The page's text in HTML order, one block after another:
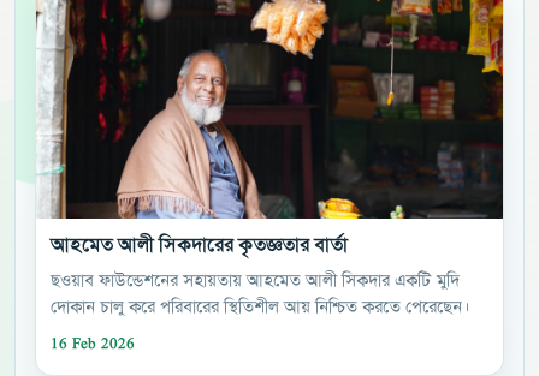
আহমেত আলী সিকদারের কৃতজ্ঞতার বার্তা
ছওয়াব ফাউন্ডেশনের সহায়তায় আহমেত আলী সিকদার একটি মুদি
দোকান চালু করে পরিবারের স্থিতিশীল আয় নিশ্চিত করতে পেরেছেন।
16 Feb 2026